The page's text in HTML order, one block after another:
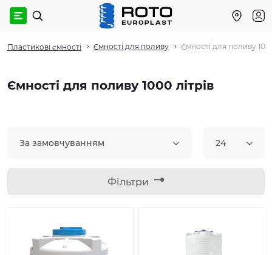
Пластикові ємності Ємності для поливу Ємності для поливу
Ємності для поливу 1000 літрів
За замовчуванням 24
Фільтри